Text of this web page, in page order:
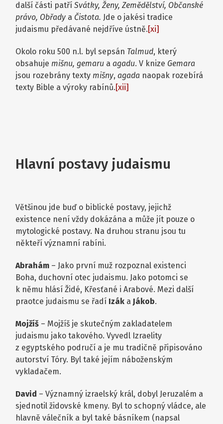
další části patříSvátky, Ženy, Zemědělství, Občanské
právo, Obřady a Čistota. Jde o jakési tradice
judaismu předávané nejdříve ústně.[xi]
Okolo roku 500 n.l. byl sepsán Talmud, který
obsahuje mišnu, gemaru aagadu. V knize Gemara
jsou rozebrány texty mišny,agada naopak rozebírá
texty Bible a výroky rabínů.[xii]
Hlavní postavy judaismu
Většinou jde buď o biblické postavy, jejichž
existence není vždy dokázána a může jít pouze o
mytologické postavy. Na druhou stranu jsou tu
někteří významní rabíni.
Abrahám – Jako první muž rozpoznal existenci
Boha, duchovní otec judaismu. Jako potomci se
k němu hlásí Židé, Křesťané i Arabové. Mezi další
praotce judaismu se řadí Izák a Jákob.
Mojžíš – Mojžíš je skutečným zakladatelem
judaismu jako takového. Vyvedl Izraelity
z egyptského područí a je mu tradičně připisováno
autorství Tóry. Byl také jejím náboženským
vykladačem.
David – Významný izraelský král, dobyl Jeruzalém a
sjednotil židovské kmeny. Byl to schopný vládce, ale
hlavně válečník a byl také básníkem (napsal